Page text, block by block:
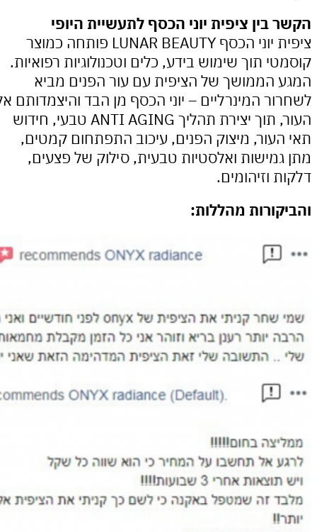
ציפית יוני הכסף לתעשיית היופי
ציפית יוני הכסף LUNAR BEAUTY פותחה כמוצר
תוך שימוש בידע, כלים וטכנולוגיות רפואיות.
הממושך של הציפית עם עור הפנים מביא
המינרליים – יוני הכסף מן הבד והיצמדותם אל
העור, תוך יצירת תהליך ANTI AGING טבעי, חידוש
מיצוק הפנים, עיכוב התפתחום קמטים,
ואלסטיות טבעית, סילוק של פצעים,
וזיהומים.
מהללות: